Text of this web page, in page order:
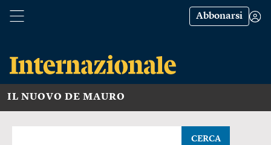
Abbonarsi
IL NUOVO DE MAURO
CERCA